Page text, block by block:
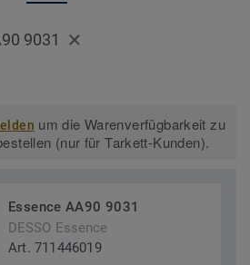
9031
um die Warenverfügbarkeit zu
(nur für Tarkett-Kunden).
Essence AA90 9031
DESSO Essence
Art. 711446019